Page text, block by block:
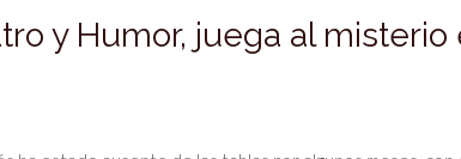
y Humor, juega al